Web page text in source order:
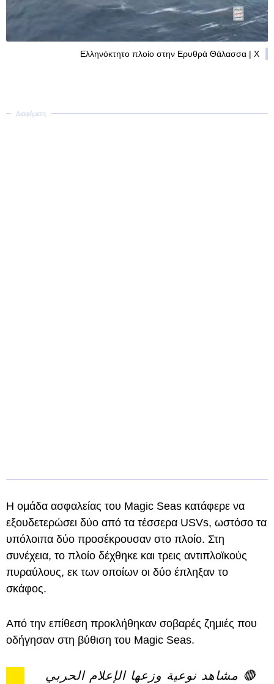
Ελληνόκτητο πλοίο στην Ερυθρά Θάλασσα | Χ
Η ομάδα ασφαλείας του Magic Seas κατάφερε να
εξουδετερώσει δύο από τα τέσσερα USVs, ωστόσο τα
υπόλοιπα δύο προσέκρουσαν στο πλοίο. Στη
συνέχεια, το πλοίο δέχθηκε και τρεις αντιπλοϊκούς
πυραύλους, εκ των οποίων οι δύο έπληξαν το
σκάφος.
Από την επίθεση προκλήθηκαν σοβαρές ζημιές που
οδήγησαν στη βύθιση του Magic Seas.
🔴 مشاهد نوعية وزعها الإعلام الحربي